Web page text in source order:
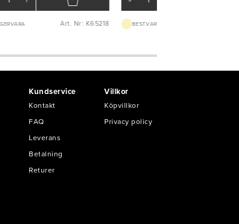
Art. Nr: K65218 BEST.VARA 1-2V
Kundservice
Kontakt
FAQ
Leverans
Betalning
Returer
Villkor
Köpvillkor
Privacy policy